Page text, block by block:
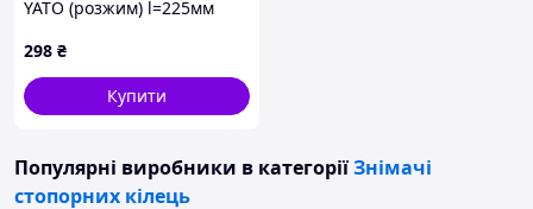
YATO (розжим) l=225мм
298 ₴
Купити
Популярні виробники в категоріїЗнімачі
стопорних кілець